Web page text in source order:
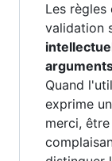
Les
validation
Quand
exprime
merci,